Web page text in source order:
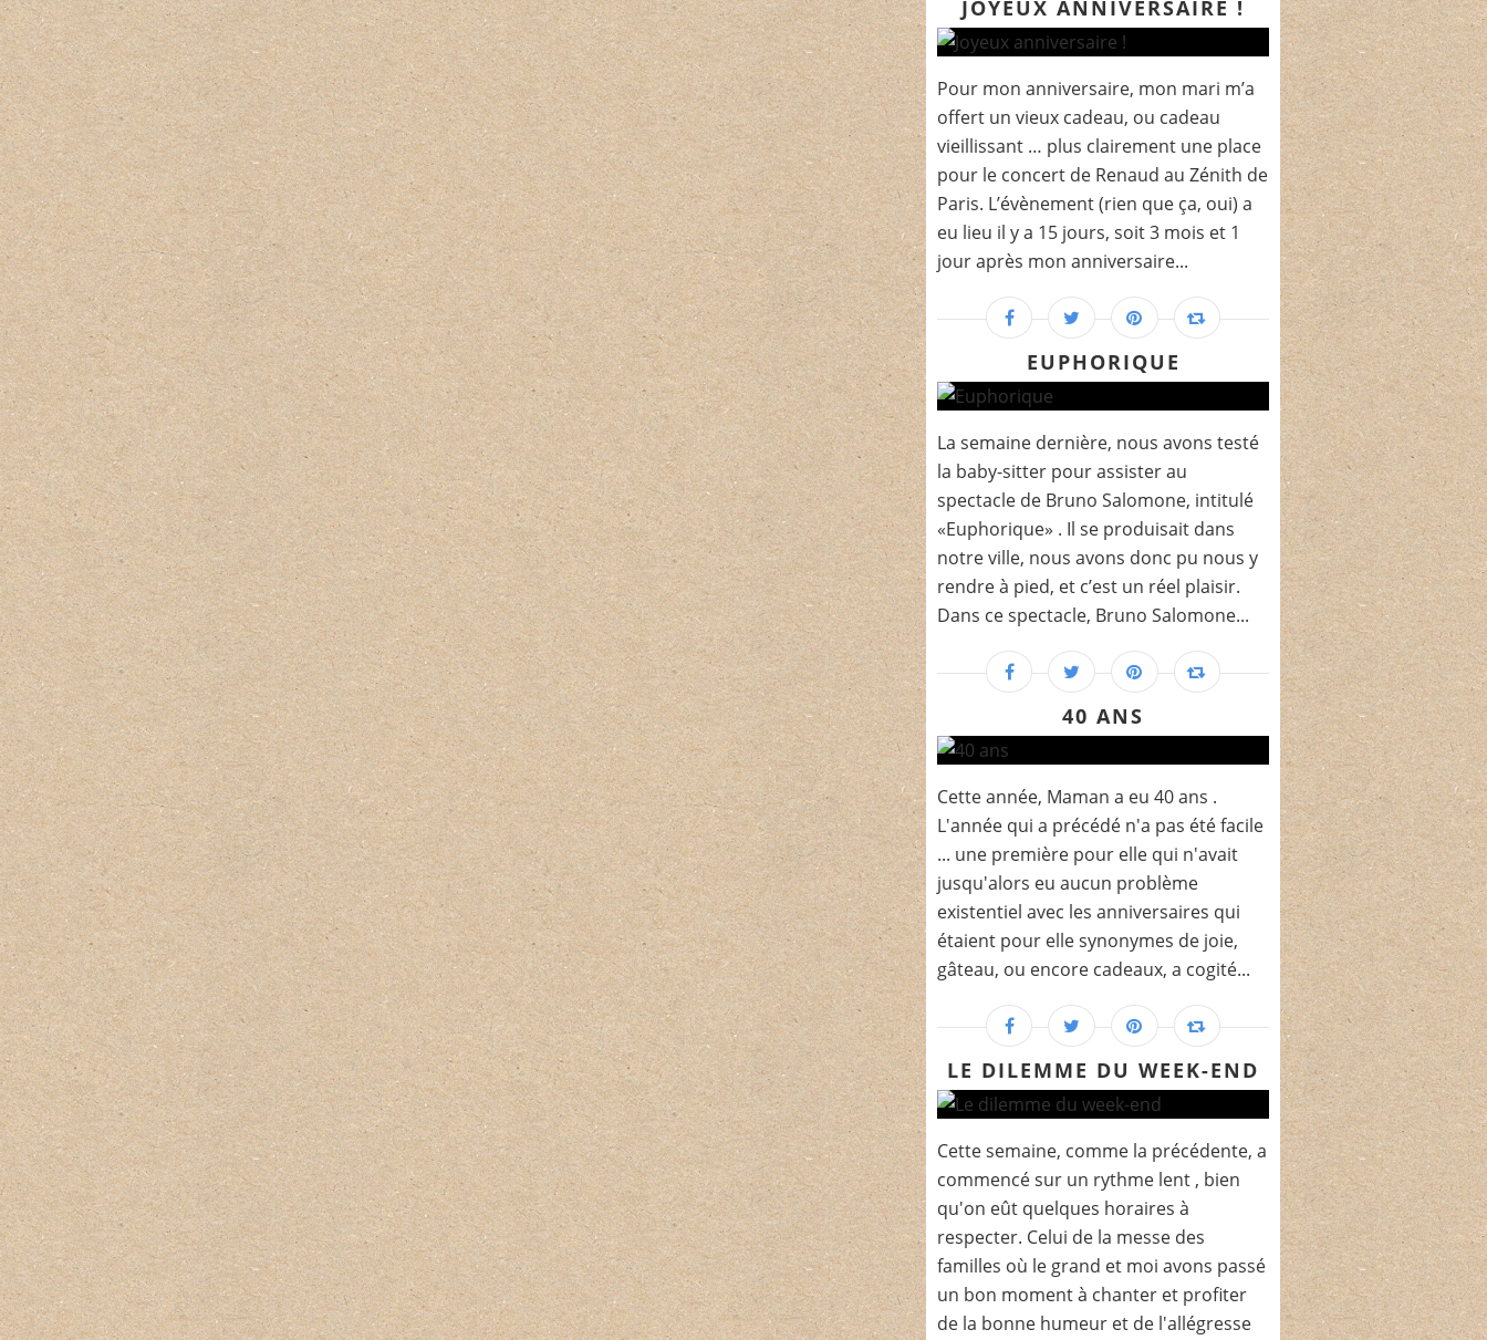
JOYEUX ANNIVERSAIRE !
Pour mon anniversaire, mon mari m’a
offert un vieux cadeau, ou cadeau
vieillissant … plus clairement une place
pour le concert de Renaud au Zénith de
Paris. L’évènement (rien que ça, oui) a
eu lieu il y a 15 jours, soit 3 mois et 1
jour après mon anniversaire...
EUPHORIQUE
La semaine dernière, nous avons testé
la baby-sitter pour assister au
spectacle de Bruno Salomone, intitulé
«Euphorique» . Il se produisait dans
notre ville, nous avons donc pu nous y
rendre à pied, et c’est un réel plaisir.
Dans ce spectacle, Bruno Salomone...
40 ANS
Cette année, Maman a eu 40 ans .
L'année qui a précédé n'a pas été facile
... une première pour elle qui n'avait
jusqu'alors eu aucun problème
existentiel avec les anniversaires qui
étaient pour elle synonymes de joie,
gâteau, ou encore cadeaux, a cogité...
LE DILEMME DU WEEK-END
Cette semaine, comme la précédente, a
commencé sur un rythme lent , bien
qu'on eût quelques horaires à
respecter. Celui de la messe des
familles où le grand et moi avons passé
un bon moment à chanter et profiter
de la bonne humeur et de l'allégresse